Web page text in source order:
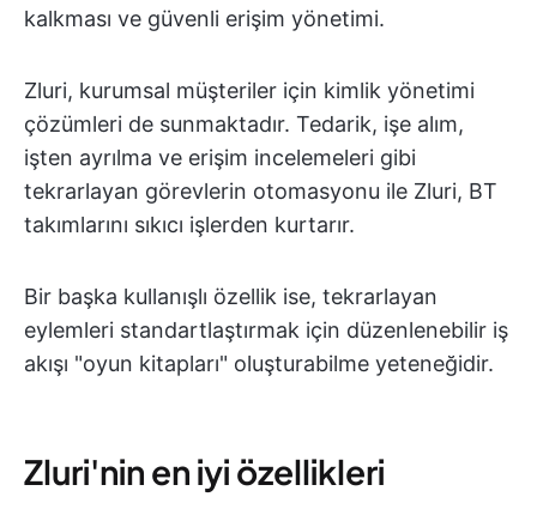
kalkması ve güvenli erişim yönetimi.
Zluri, kurumsal müşteriler için kimlik yönetimi
çözümleri de sunmaktadır. Tedarik, işe alım,
işten ayrılma ve erişim incelemeleri gibi
tekrarlayan görevlerin otomasyonu ile Zluri, BT
takımlarını sıkıcı işlerden kurtarır.
Bir başka kullanışlı özellik ise, tekrarlayan
eylemleri standartlaştırmak için düzenlenebilir iş
akışı "oyun kitapları" oluşturabilme yeteneğidir.
Zluri'nin en iyi özellikleri